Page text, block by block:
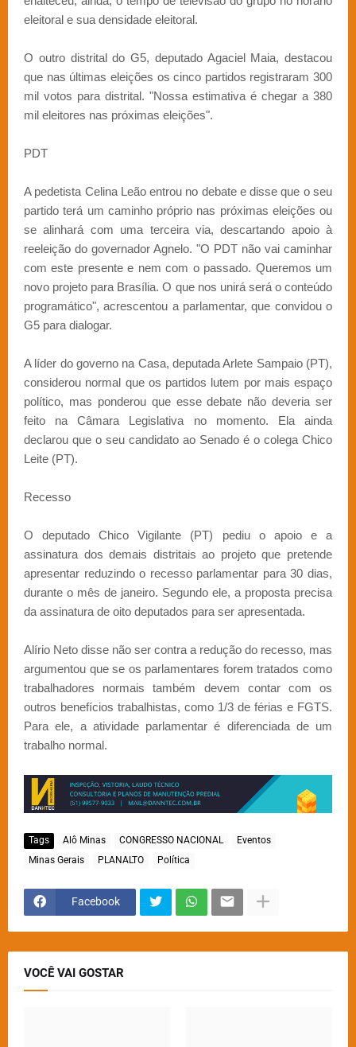
eleitoral e sua densidade eleitoral.
O outro distrital do G5, deputado Agaciel Maia, destacou
que nas últimas eleições os cinco partidos registraram 300
mil votos para distrital. "Nossa estimativa é chegar a 380
mil eleitores nas próximas eleições".
PDT
A pedetista Celina Leão entrou no debate e disse que o seu
partido terá um caminho próprio nas próximas eleições ou
se alinhará com uma terceira via, descartando apoio à
reeleição do governador Agnelo. "O PDT não vai caminhar
com este presente e nem com o passado. Queremos um
novo projeto para Brasília. O que nos unirá será o conteúdo
programático", acrescentou a parlamentar, que convidou o
G5 para dialogar.
A líder do governo na Casa, deputada Arlete Sampaio (PT),
considerou normal que os partidos lutem por mais espaço
político, mas ponderou que esse debate não deveria ser
feito na Câmara Legislativa no momento. Ela ainda
declarou que o seu candidato ao Senado é o colega Chico
Leite (PT).
Recesso
O deputado Chico Vigilante (PT) pediu o apoio e a
assinatura dos demais distritais ao projeto que pretende
apresentar reduzindo o recesso parlamentar para 30 dias,
durante o mês de janeiro. Segundo ele, a proposta precisa
da assinatura de oito deputados para ser apresentada.
Alírio Neto disse não ser contra a redução do recesso, mas
argumentou que se os parlamentares forem tratados como
trabalhadores normais também devem contar com os
outros benefícios trabalhistas, como 1/3 de férias e FGTS.
Para ele, a atividade parlamentar é diferenciada de um
trabalho normal.
Tags Alô Minas CONGRESSO NACIONAL
Eventos
Minas Gerais
PLANALTO Política
Facebook
VOCÊ VAI GOSTAR